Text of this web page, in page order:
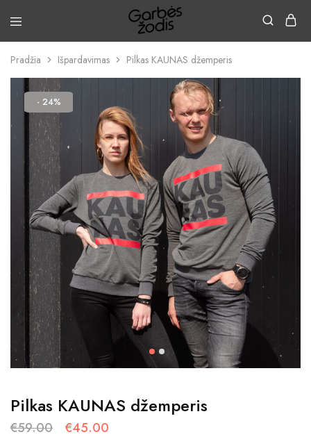
Pradžia Išpardavimas Pilkas KAUNAS džemperis
- 24%
Pilkas KAUNAS džemperis
€59.00 €45.00